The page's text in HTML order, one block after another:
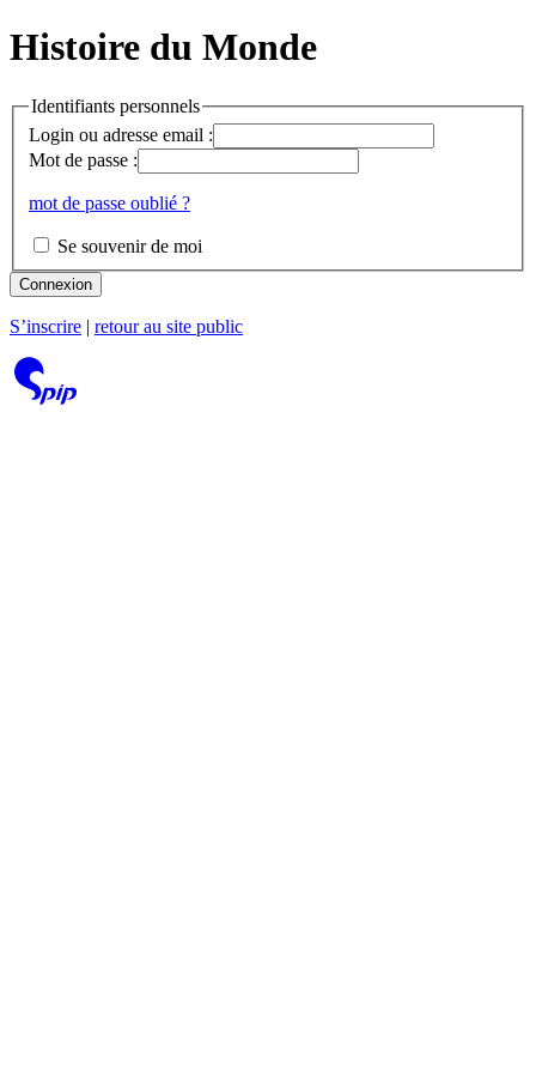
Histoire du Monde
Identifiants personnels
Login ou adresse email :
Mot de passe :
mot de passe oublié ?
Se souvenir de moi
Connexion
S’inscrire retour au site public